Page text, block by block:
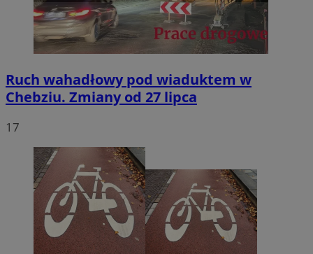
Ruch wahadłowy pod wiaduktem w
Chebziu. Zmiany od 27 lipca
17